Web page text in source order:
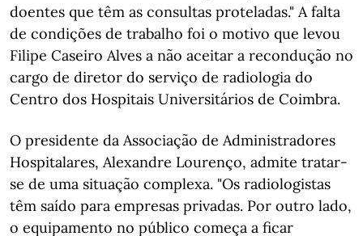
doentes que têm as consultas proteladas." A falta
de condições de trabalho foi o motivo que levou
Filipe Caseiro Alves a não aceitar a recondução no
cargo de diretor do serviço de radiologia do
Centro dos Hospitais Universitários de Coimbra.
O presidente da Associação de Administradores
Hospitalares, Alexandre Lourenço, admite tratar-
se de uma situação complexa. "Os radiologistas
têm saído para empresas privadas. Por outro lado,
o equipamento no público começa a ficar